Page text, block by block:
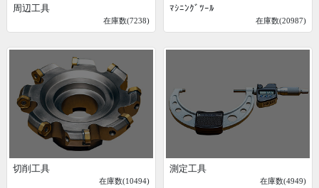
周辺工具
在庫数(7238)
ﾏｼﾆﾝｸﾞﾂｰﾙ
在庫数(20987)
切削工具
在庫数(10494)
測定工具
在庫数(4949)